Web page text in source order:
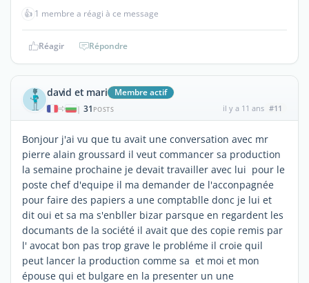
👍 1 membre a réagi à ce message
Réagir Répondre
david et mari Membre actif
| 31 POSTS il y a 11 ans #11
Bonjour j'ai vu que tu avait une conversation avec mr
pierre alain groussard il veut commancer sa production
la semaine prochaine je devait travailler avec lui pour le
poste chef d'equipe il ma demander de l'acconpagnée
pour faire des papiers a une comptablle donc je lui et
dit oui et sa ma s'enbller bizar parsque en regardent les
documants de la société il avait que des copie remis par
l' avocat bon pas trop grave le probléme il croie quil
peut lancer la production comme sa et moi et mon
épouse qui et bulgare en la presenter un une